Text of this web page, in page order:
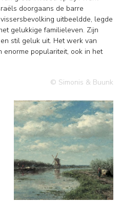
doorgaans de barre
uitbeeldde, legde
gelukkige familieleven. Zijn
stil geluk uit. Het werk van
enorme populariteit, ook in het
© Simonis & Buunk